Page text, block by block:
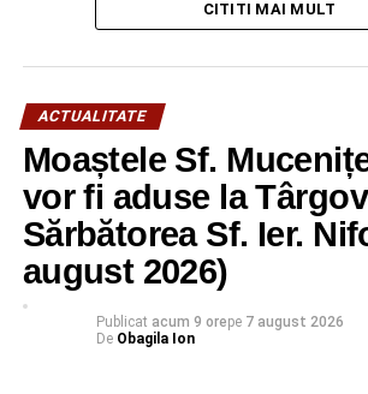
DEPUTAT DRONE
Competiții sportive sub egida
de „Zilele județului”
Gala Rotary Club Târgoviște, o
excelență, comunicare, implicare
CITITI MAI MULT
ACTUALITATE
Moaștele Sf.
vor fi aduse la
Sărbătorea Sf. Ier.
august 2026)
Publicat acum 9 orepe 7 august 2026
De Obagila Ion